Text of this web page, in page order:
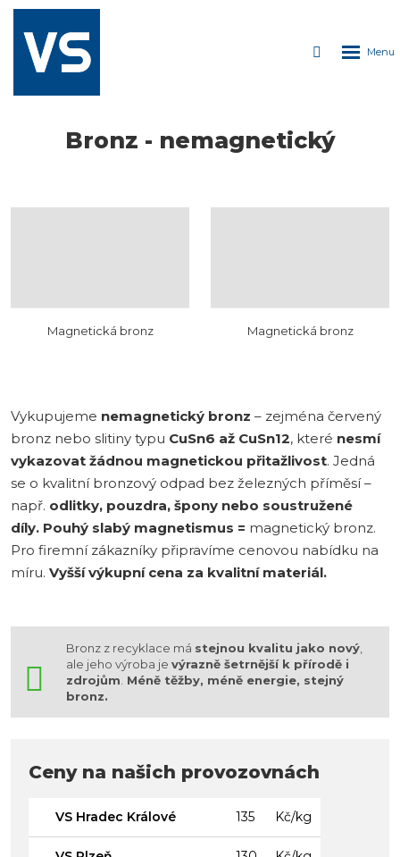
ROZDÁVÁME
PIVO
Každých 150kg
kovu
Bronz - nemagnetický
Magnetická bronz Magnetická bronz
Vykupujeme nemagnetický bronz – zejména červený
bronz nebo slitiny typu CuSn6 až CuSn12, které nesmí
vykazovat žádnou magnetickou přitažlivost. Jedná
se o kvalitní bronzový odpad bez železných příměsí –
např. odlitky, pouzdra, špony nebo soustružené
díly. Pouhý slabý magnetismus = magnetický bronz.
Pro firemní zákazníky připravíme cenovou nabídku na
míru. Vyšší výkupní cena za kvalitní materiál.
Bronz z recyklace má stejnou kvalitu jako nový
ale jeho výroba je výrazně šetrnější k přírodě i
zdrojům Méně těžby, méně energie, stejný
bronz.
Ceny na našich provozovnách
VS Hradec Králové 135 Kč/kg